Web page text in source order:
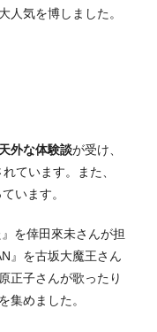
人気を博しました。
外な体験談が受け、
ています。また、
います。
を倖田來未さんが担
』を古坂大魔王さん
正子さんが歌ったり
集めました。